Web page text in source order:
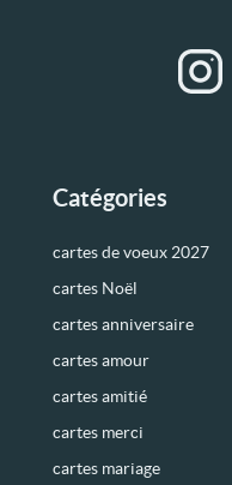
Catégories
cartes de voeux 2027
cartes Noël
cartes anniversaire
cartes amour
cartes amitié
cartes merci
cartes mariage